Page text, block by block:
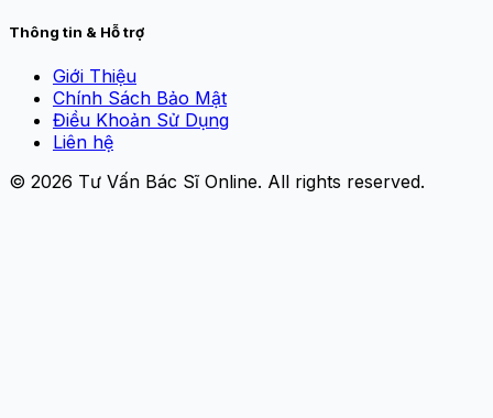
Thông tin & Hỗ trợ
Giới Thiệu
Chính Sách Bảo Mật
Điều Khoản Sử Dụng
Liên hệ
© 2026 Tư Vấn Bác Sĩ Online. All rights reserved.